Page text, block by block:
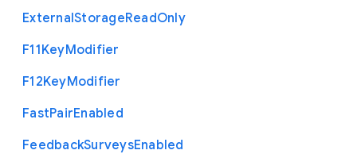
ExternalStorageReadOnly
F11KeyModifier
F12KeyModifier
FastPairEnabled
FeedbackSurveysEnabled